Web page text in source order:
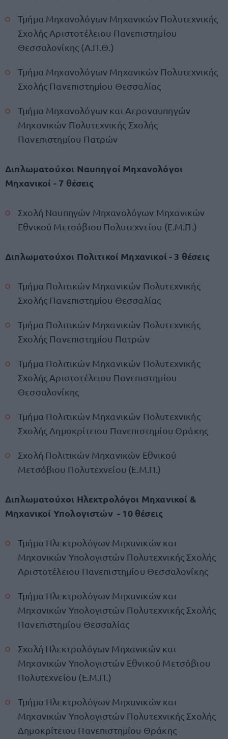
Τμήμα Μηχανολόγων Μηχανικών Πολυτεχνικής
Σχολής Αριστοτέλειου Πανεπιστημίου
Θεσσαλονίκης (Α.Π.Θ.)
Τμήμα Μηχανολόγων Μηχανικών Πολυτεχνικής
Σχολής Πανεπιστημίου Θεσσαλίας
Τμήμα Μηχανολόγων και Αεροναυπηγών
Μηχανικών Πολυτεχνικής Σχολής
Πανεπιστημίου Πατρών
Διπλωματούχοι Ναυπηγοί Μηχανολόγοι
Μηχανικοί - 7 θέσεις
Σχολή Ναυπηγών Μηχανολόγων Μηχανικών
Εθνικού Μετσόβιου Πολυτεχνείου (Ε.Μ.Π.)
Διπλωματούχοι Πολιτικοί Μηχανικοί - 3 θέσεις
Τμήμα Πολιτικών Μηχανικών Πολυτεχνικής
Σχολής Πανεπιστημίου Θεσσαλίας
Τμήμα Πολιτικών Μηχανικών Πολυτεχνικής
Σχολής Πανεπιστημίου Πατρών
Τμήμα Πολιτικών Μηχανικών Πολυτεχνικής
Σχολής Αριστοτέλειου Πανεπιστημίου
Θεσσαλονίκης
Τμήμα Πολιτικών Μηχανικών Πολυτεχνικής
Σχολής Δημοκρίτειου Πανεπιστημίου Θράκης
Σχολή Πολιτικών Μηχανικών Εθνικού
Μετσόβιου Πολυτεχνείου (Ε.Μ.Π.)
Διπλωματούχοι Ηλεκτρολόγοι Μηχανικοί &
Μηχανικοί Υπολογιστών - 10 θέσεις
Τμήμα Ηλεκτρολόγων Μηχανικών και
Μηχανικών Υπολογιστών Πολυτεχνικής Σχολής
Αριστοτέλειου Πανεπιστημίου Θεσσαλονίκης
Τμήμα Ηλεκτρολόγων Μηχανικών και
Μηχανικών Υπολογιστών Πολυτεχνικής Σχολής
Πανεπιστημίου Θεσσαλίας
Σχολή Ηλεκτρολόγων Μηχανικών και
Μηχανικών Υπολογιστών Εθνικού Μετσόβιου
Πολυτεχνείου (Ε.Μ.Π.)
Τμήμα Ηλεκτρολόγων Μηχανικών και
Μηχανικών Υπολογιστών Πολυτεχνικής Σχολής
Δημοκρίτειου Πανεπιστημίου Θράκης